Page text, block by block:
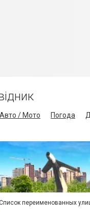
Авто / Мото Погода
переименованных